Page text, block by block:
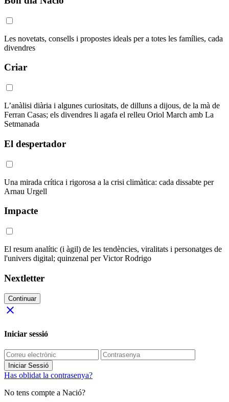
Les novetats, consells i propostes ideals per a totes les famílies, cada
divendres
Criar
L’anàlisi diària i algunes curiositats, de dilluns a dijous, de la mà de
Ferran Casas; els divendres li agafa el relleu Oriol March amb La
Setmanada
El despertador
Una mirada crítica i rigorosa a la crisi climàtica: cada dissabte per
Arnau Urgell
Impacte
El resum analític (i àgil) de les tendències, viralitats i personatges de
l'univers digital; quinzenal per Victor Rodrigo
Nextletter
Continuar
close
Iniciar sessió
Iniciar Sessió
Has oblidat la contrasenya?
No tens compte a Nació?